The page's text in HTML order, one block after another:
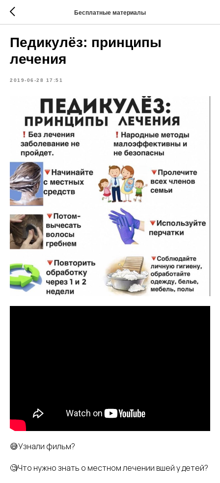
Бесплатные материалы
Педикулёз: принципы
лечения
2019-06-28 17:51
😅Узнали фильм?
🧐Что нужно знать о местном лечении вшей у детей?